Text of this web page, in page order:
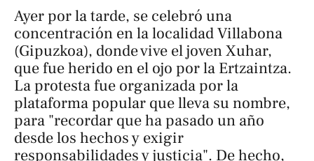
Ayer por la tarde, se celebró una
concentración en la localidad Villabona
(Gipuzkoa), donde vive el joven Xuhar,
que fue herido en el ojo por la Ertzaintza.
La protesta fue organizada por la
plataforma popular que lleva su nombre,
para "recordar que ha pasado un año
desde los hechos y exigir
responsabilidades y justicia". De hecho,